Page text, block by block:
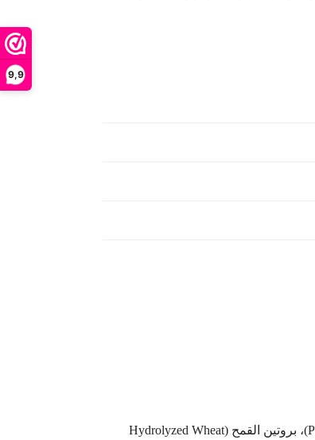
9,9
ماء (Aqua)، عصير أوراق الصبار (Aloe Barbadensis Leaf Juice)، الجلسرين، ديسيل غلوكوزيد، السوربيتول، البيتاين، العطور (Parfum)، بروتين القمح (Hydrolyzed Wheat